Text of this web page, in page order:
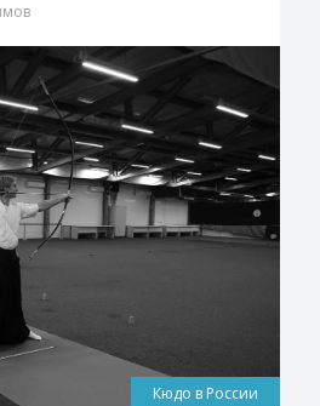
Кюдо в России